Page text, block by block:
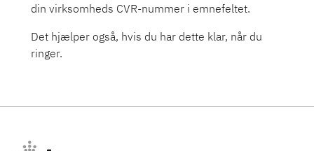
din virksomheds CVR-nummer i emnefeltet.
Det hjælper også, hvis du har dette klar, når du
ringer.